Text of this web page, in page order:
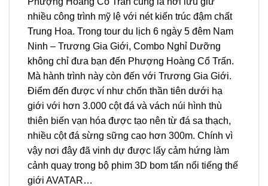
nhiều công trình mỹ lệ với nét kiến trúc đậm chất
Trung Hoa. Trong tour du lịch 6 ngày 5 đêm Nam
Ninh – Trương Gia Giới, Combo Nghỉ Dưỡng
không chỉ đưa bạn đến Phượng Hoàng Cổ Trấn.
Mà hành trình này còn đến với Trương Gia Giới.
Điểm đến được ví như chốn thần tiên dưới hạ
giới với hơn 3.000 cột đá và vách núi hình thù
thiên biến vạn hóa được tạo nên từ đá sa thạch,
nhiều cột đá sừng sững cao hơn 300m. Chính vì
vậy nơi đây đã vinh dự được lấy cảm hứng làm
cảnh quay trong bộ phim 3D bom tấn nổi tiếng thế
giới AVATAR…